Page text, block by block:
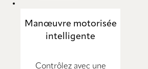
Manœuvre motorisée
intelligente
Contrôlez avec une